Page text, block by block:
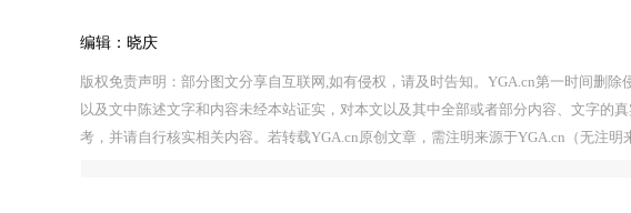
编辑：晓庆
版权免责声明：部分图文分享自互联网,如有侵权，请及时告知。YGA.cn第一时间删
以及文中陈述文字和内容未经本站证实，对本文以及其中全部或者部分内容、文字的
考，并请自行核实相关内容。若转载YGA.cn原创文章，需注明来源于YGA.cn（无注明